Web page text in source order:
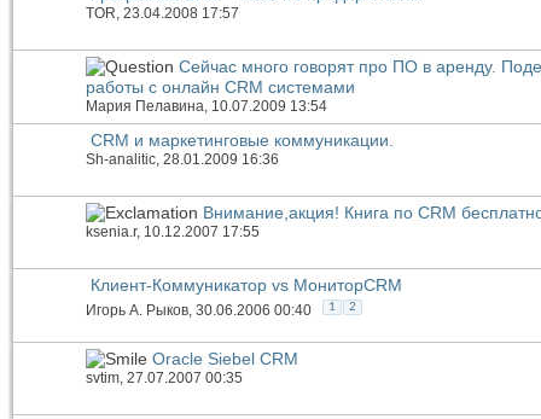
TOR , 23.04.2008 17:57
Сейчас много говорят про ПО в аренду.
работы с онлайн CRM системами
Мария Пелавина, 10.07.2009 13:54
CRM и маркетинговые коммуникации.
Sh-analitic , 28.01.2009 16:36
Внимание,акция! Книга по CRM
ksenia.r, 10.12.2007 17:55
Клиент-Коммуникатор vs МониторCRM
Игорь А. Рыков, 30.06.2006 00:40 1 2
Oracle Siebel CRM
svtim, 27.07.2007 00:35